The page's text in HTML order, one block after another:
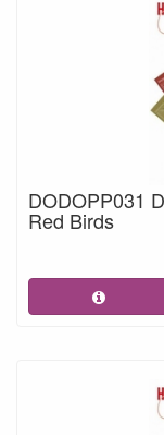
DODOPP031
Red Birds